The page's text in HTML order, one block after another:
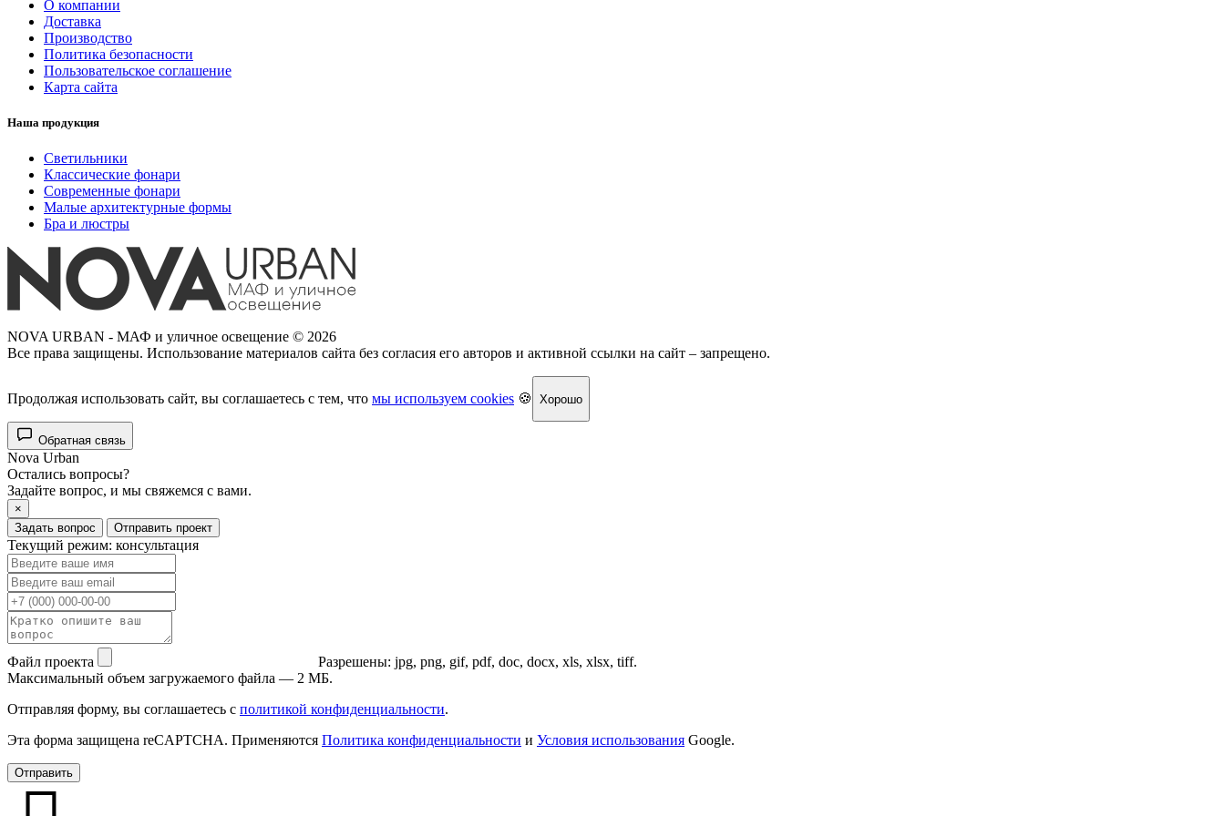
О компании
Доставка
Производство
Политика безопасности
Пользовательское соглашение
Карта сайта
Наша продукция
Светильники
Классические фонари
Современные фонари
Малые архитектурные формы
Бра и люстры
NOVA URBAN - МАФ и уличное освещение © 2026
Все права защищены. Использование материалов сайта без согласия его авторов и активной ссылки на сайт – запрещено.
Продолжая использовать сайт, вы соглашаетесь с тем, что мы используем cookies 🍪 Хорошо
Обратная связь
Nova Urban
Остались вопросы?
Задайте вопрос, и мы свяжемся с вами.
×
Задать вопрос
Отправить проект
Текущий режим: консультация
Файл проекта
Разрешены: jpg, png, gif, pdf, doc, docx, xls, xlsx, tiff.
Максимальный объем загружаемого файла — 2 МБ.
Отправляя форму, вы соглашаетесь с политикой конфиденциальности.
Эта форма защищена reCAPTCHA. Применяются Политика конфиденциальности и Условия использования Google.
Отправить